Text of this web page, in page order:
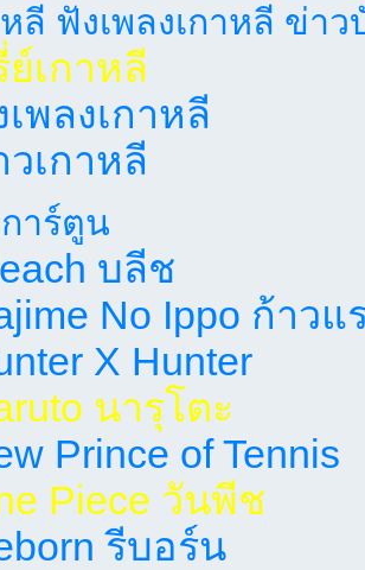
ลี ฟังเพลงเกาหลี ข่าว
เกาหลี
พลงเกาหลี
เกาหลี
าร์ตูน
บลีช
No Ippo ก้าวแ
X Hunter
นารุโตะ
Prince of Tennis
Piece วันพีช
รีบอร์น